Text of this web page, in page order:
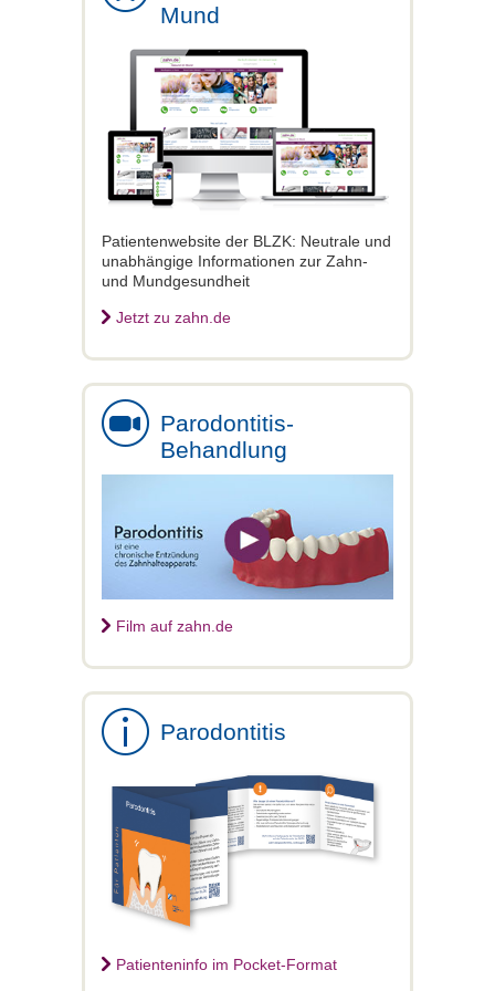
Mund
Patientenwebsite der BLZK: Neutrale und
unabhängige Informationen zur Zahn-
und Mundgesundheit
Jetzt zu zahn.de
Parodontitis-
Behandlung
Film auf zahn.de
Parodontitis
Patienteninfo im Pocket-Format